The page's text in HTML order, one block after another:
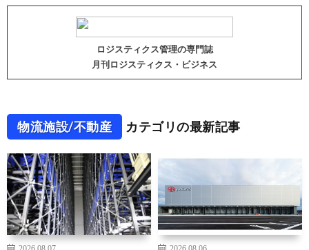
ロジスティクス管理の専門誌
月刊ロジスティクス・ビジネス
物流施設/不動産 カテゴリの最新記事
2026.08.07
2026.08.06